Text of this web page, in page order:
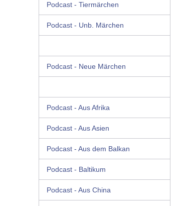
Podcast - Tiermärchen
Podcast - Unb. Märchen
Podcast - Neue Märchen
Podcast - Aus Afrika
Podcast - Aus Asien
Podcast - Aus dem Balkan
Podcast - Baltikum
Podcast - Aus China